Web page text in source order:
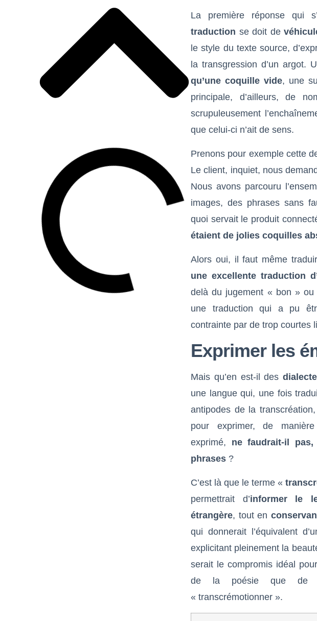
La première réponse qui
traduction se doit de
le style du texte source,
la transgression d’un argot.
qu’une coquille vide, une
principale, d’ailleurs, de
scrupuleusement
que celui-ci n’ait de sens.
Prenons pour exemple cette
Le client, inquiet, nous
Nous avons parcouru
images, des phrases sans
quoi servait le produit
étaient de jolies coquilles
Alors oui, il faut même
une excellente traduction
delà du jugement « bon » ou
une traduction qui a pu
contrainte par de trop courtes
Exprimer les
Mais qu’en est-il des
une langue qui, une fois
antipodes de la
pour exprimer, de
exprimé, ne faudrait-il
phrases ?
C’est là que le terme «
permettrait d’informer le
étrangère, tout en
qui donnerait l’équivalent
explicitant pleinement la
serait le compromis idéal
de la poésie que de
« transcrémotionner ».